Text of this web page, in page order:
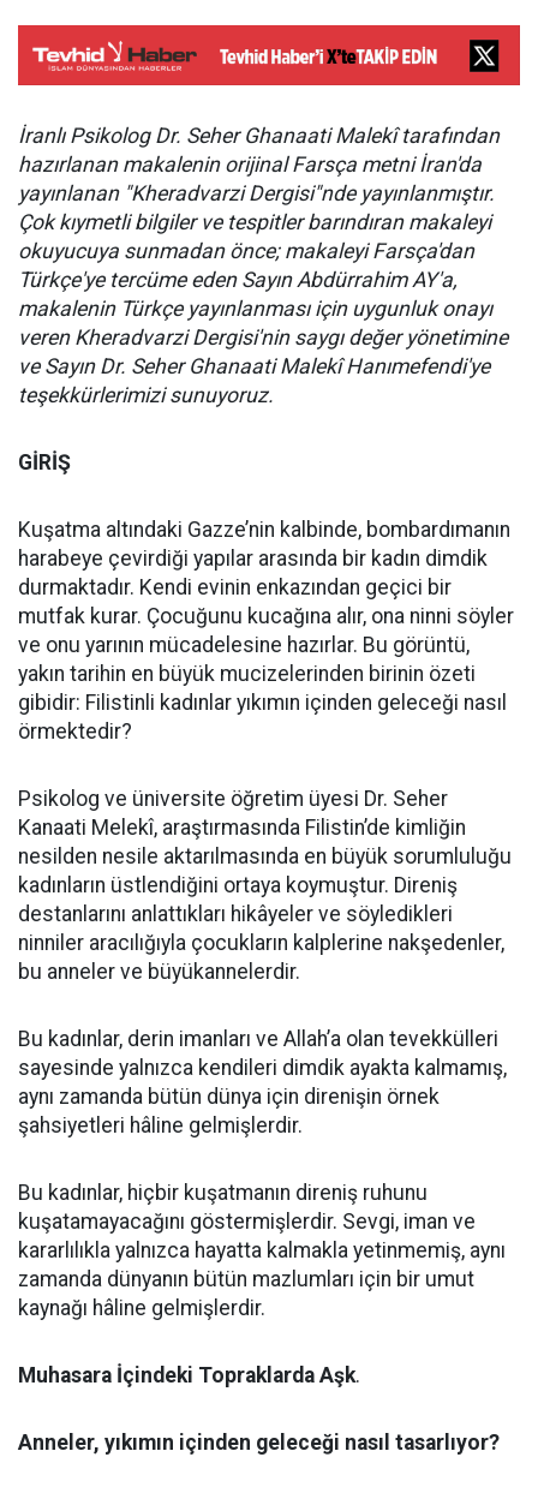
İranlı Psikolog Dr. Seher Ghanaati Malekî tarafından
hazırlanan makalenin orijinal Farsça metni İran'da
yayınlanan "Kheradvarzi Dergisi"nde yayınlanmıştır.
Çok kıymetli bilgiler ve tespitler barındıran makaleyi
okuyucuya sunmadan önce; makaleyi Farsça'dan
Türkçe'ye tercüme eden Sayın Abdürrahim AY'a,
makalenin Türkçe yayınlanması için uygunluk onayı
veren Kheradvarzi Dergisi'nin saygı değer yönetimine
ve Sayın Dr. Seher Ghanaati Malekî Hanımefendi'ye
teşekkürlerimizi sunuyoruz.
GİRİŞ
Kuşatma altındaki Gazze’nin kalbinde, bombardımanın
harabeye çevirdiği yapılar arasında bir kadın dimdik
durmaktadır. Kendi evinin enkazından geçici bir
mutfak kurar. Çocuğunu kucağına alır, ona ninni söyler
ve onu yarının mücadelesine hazırlar. Bu görüntü,
yakın tarihin en büyük mucizelerinden birinin özeti
gibidir: Filistinli kadınlar yıkımın içinden geleceği nasıl
örmektedir?
Psikolog ve üniversite öğretim üyesi Dr. Seher
Kanaati Melekî, araştırmasında Filistin’de kimliğin
nesilden nesile aktarılmasında en büyük sorumluluğu
kadınların üstlendiğini ortaya koymuştur. Direniş
destanlarını anlattıkları hikâyeler ve söyledikleri
ninniler aracılığıyla çocukların kalplerine nakşedenler,
bu anneler ve büyükannelerdir.
Bu kadınlar, derin imanları ve Allah’a olan tevekkülleri
sayesinde yalnızca kendileri dimdik ayakta kalmamış,
aynı zamanda bütün dünya için direnişin örnek
şahsiyetleri hâline gelmişlerdir.
Bu kadınlar, hiçbir kuşatmanın direniş ruhunu
kuşatamayacağını göstermişlerdir. Sevgi, iman ve
kararlılıkla yalnızca hayatta kalmakla yetinmemiş, aynı
zamanda dünyanın bütün mazlumları için bir umut
kaynağı hâline gelmişlerdir.
Muhasara İçindeki Topraklarda Aşk.
Anneler, yıkımın içinden geleceği nasıl tasarlıyor?